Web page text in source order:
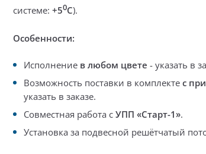
системе: +50С).
Особенности:
Исполнение в любом цвете - указать в
Возможность поставки в комплекте с
указать в заказе.
Совместная работа с УПП «Старт-1».
Установка за подвесной решётчатый